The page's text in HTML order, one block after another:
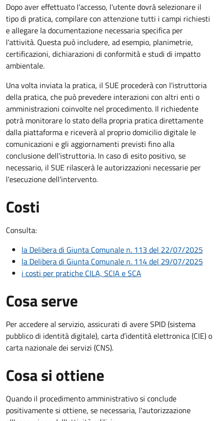
Dopo aver effettuato l'accesso, l'utente dovrà selezionare il
tipo di pratica, compilare con attenzione tutti i campi richiesti
e allegare la documentazione necessaria specifica per
l'attività. Questa può includere, ad esempio, planimetrie,
certificazioni, dichiarazioni di conformità e studi di impatto
ambientale.
Una volta inviata la pratica, il SUE procederà con l'istruttoria
della pratica, che può prevedere interazioni con altri enti o
amministrazioni coinvolte nel procedimento. Il richiedente
potrà monitorare lo stato della propria pratica direttamente
dalla piattaforma e riceverà al proprio domicilio digitale le
comunicazioni e gli aggiornamenti previsti fino alla
conclusione dell'istruttoria. In caso di esito positivo, se
necessario, il SUE rilascerà le autorizzazioni necessarie per
l'esecuzione dell'intervento.
Costi
Consulta:
la Delibera di Giunta Comunale n. 113 del 22/07/2025
la Delibera di Giunta Comunale n. 114 del 29/07/2025
i costi per pratiche CILA, SCIA e SCA
Cosa serve
Per accedere al servizio, assicurati di avere SPID (sistema
pubblico di identità digitale), carta d’identità elettronica (CIE) o
carta nazionale dei servizi (CNS).
Cosa si ottiene
Quando il procedimento amministrativo si conclude
positivamente si ottiene, se necessaria, l'autorizzazione